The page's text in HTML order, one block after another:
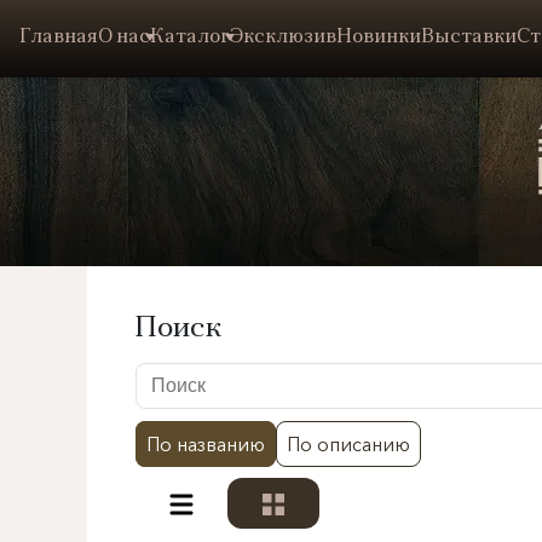
ГлавнаяО насКаталогЭксклюзивНовинкиВыставки
Поиск
По названию По описанию
Разделы